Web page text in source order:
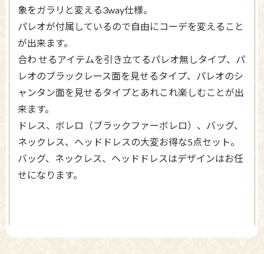
象をガラリと変える3way仕様。
パレオが付属しているので自由にコーデを変えること
が出来ます。
合わ せるアイテムを引き立てるパレオ無しタイプ、パ
レオのブラックレース面を見せるタイプ、パレオのシ
ャンタン面を見せるタイプとあれこれ楽しむことが出
来ます。
ドレス、ボレロ（ブラックファーボレロ）、バッグ、
ネックレス、ヘッドドレスの大変お得な5点セット。
バッグ、ネックレス、ヘッドドレスはデザインはお任
せになります。